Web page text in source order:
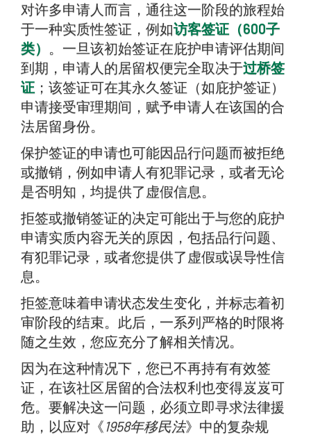
对许多申请人而言，通往这一阶段的旅程始
于一种实质性签证，例如访客签证（600子
类） 。一旦该初始签证在庇护申请评估期间
到期，申请人的居留权便完全取决于过桥签
证 ；该签证可在其永久签证（如庇护签证）
申请接受审理期间，赋予申请人在该国的合
法居留身份。
保护签证的申请也可能因品行问题而被拒绝
或撤销，例如申请人有犯罪记录，或者无论
是否明知，均提供了虚假信息。
拒签或撤销签证的决定可能出于与您的庇护
申请实质内容无关的原因，包括品行问题、
有犯罪记录，或者您提供了虚假或误导性信
息。
拒签意味着申请状态发生变化，并标志着初
审阶段的结束。此后，一系列严格的时限将
随之生效，您应充分了解相关情况。
因为在这种情况下，您已不再持有有效签
证，在该社区居留的合法权利也变得岌岌可
危。要解决这一问题，必须立即寻求法律援
助，以应对《 1958年移民法》中的复杂规